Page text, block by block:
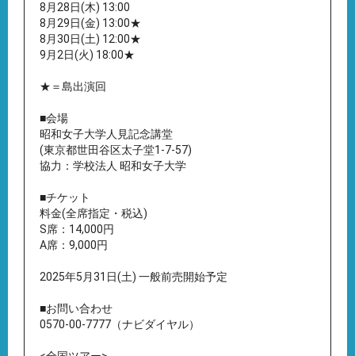
8月28日(木) 13:00
8月29日(金) 13:00★
8月30日(土) 12:00★
9月2日(火) 18:00★
★＝島出演回
■会場
昭和女子大学人見記念講堂
(東京都世田谷区太子堂1-7-57)
協力：学校法人 昭和女子大学
■チケット
料金(全席指定・税込)
S席：14,000円
A席：9,000円
2025年5月31日(土) 一般前売開始予定
■お問い合わせ
0570-00-7777（ナビダイヤル）